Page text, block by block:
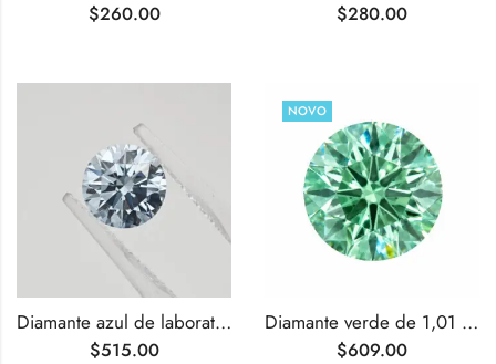
$260.00 $280.00
Diamante azul de laboratório com lapidação brilhante redonda de 1,00 quilates
$515.00
NOVO
Diamante verde de 1,01 quilates, lapidação brilhante redonda, cultivado em laboratório.
$609.00